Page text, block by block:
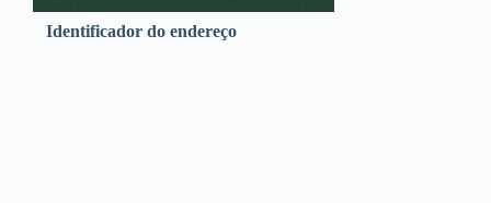
Identificador do endereço